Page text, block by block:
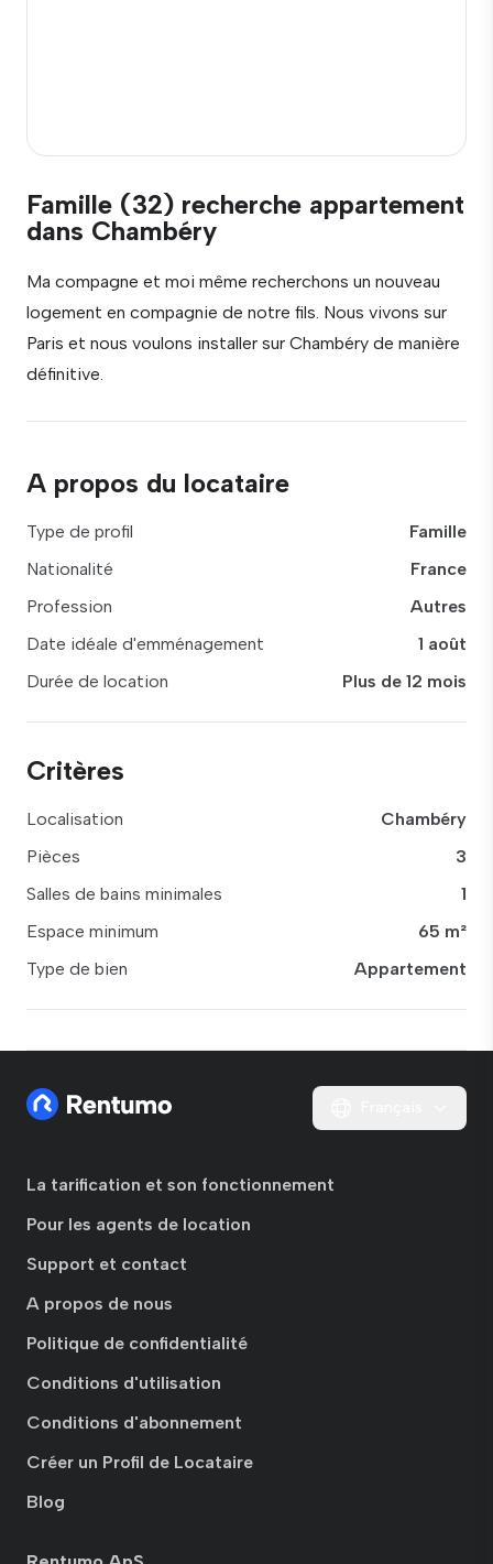
Famille (32) recherche appartement
dans Chambéry
Ma compagne et moi même recherchons un nouveau
logement en compagnie de notre fils. Nous vivons sur
Paris et nous voulons installer sur Chambéry de manière
définitive.
A propos du locataire
Type de profil
Famille
Nationalité
France
Profession
Autres
Date idéale d'emménagement
1 août
Durée de location
Plus de 12 mois
Critères
Localisation
Chambéry
Pièces
3
Salles de bains minimales
1
Espace minimum
65 m²
Type de bien
Appartement
La tarification et son fonctionnement
Pour les agents de location
Support et contact
A propos de nous
Politique de confidentialité
Conditions d'utilisation
Conditions d'abonnement
Créer un Profil de Locataire
Blog